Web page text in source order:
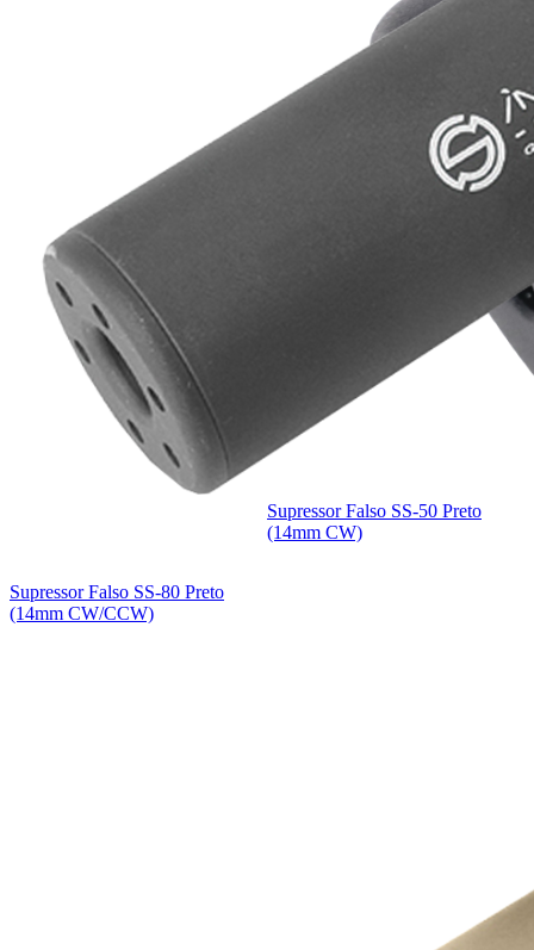
Supressor Falso SS-50 Preto
(14mm CW)
Supressor Falso SS-80 Preto
(14mm CW/CCW)